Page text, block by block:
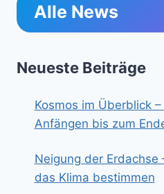
Alle News
Neueste Beiträge
Kosmos im Überblick
Anfängen bis zum
Neigung der Erdachse
das Klima bestimmen